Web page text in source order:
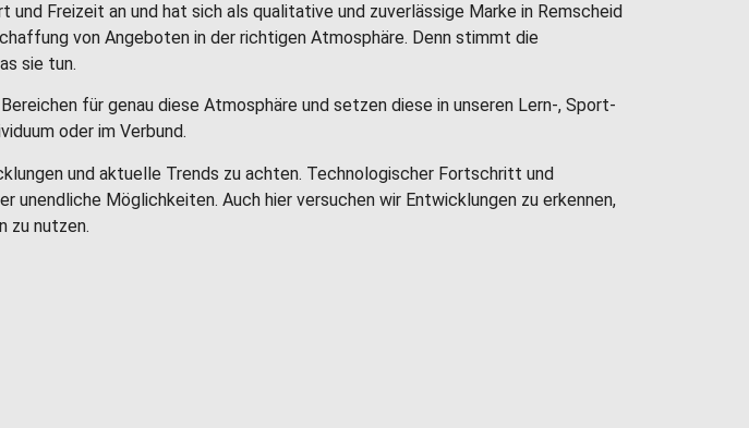
Freizeit an und hat sich als qualitative und zuverlässige Marke in Remscheid
von Angeboten in der richtigen Atmosphäre. Denn stimmt die
sie tun.
für genau diese Atmosphäre und setzen diese in unseren Lern-, Sport-
oder im Verbund.
und aktuelle Trends zu achten. Technologischer Fortschritt und
Möglichkeiten. Auch hier versuchen wir Entwicklungen zu erkennen,
zu nutzen.